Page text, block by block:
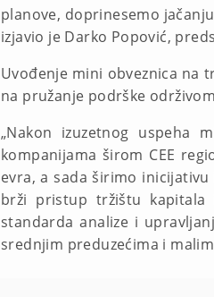
planove, doprinesemo
izjavio je Darko Popović,
Uvođenje mini obveznica na
na pružanje podrške
„Nakon izuzetnog uspeha
kompanijama širom CEE
evra, a sada širimo
brži pristup tržištu kapitala
standarda analize i
srednjim preduzećima i